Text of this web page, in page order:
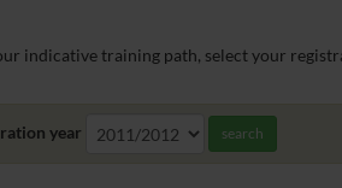
indicative training path, select your
year search